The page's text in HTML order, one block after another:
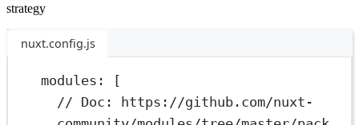
strategy
nuxt.config.js
modules : [
// Doc: https://github.com/nuxt-